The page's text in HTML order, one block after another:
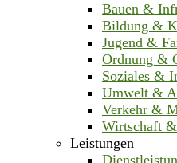
Bauen &
Bildung &
Jugend &
Ordnung &
Soziales &
Umwelt &
Verkehr &
Wirtschaft
Leistungen